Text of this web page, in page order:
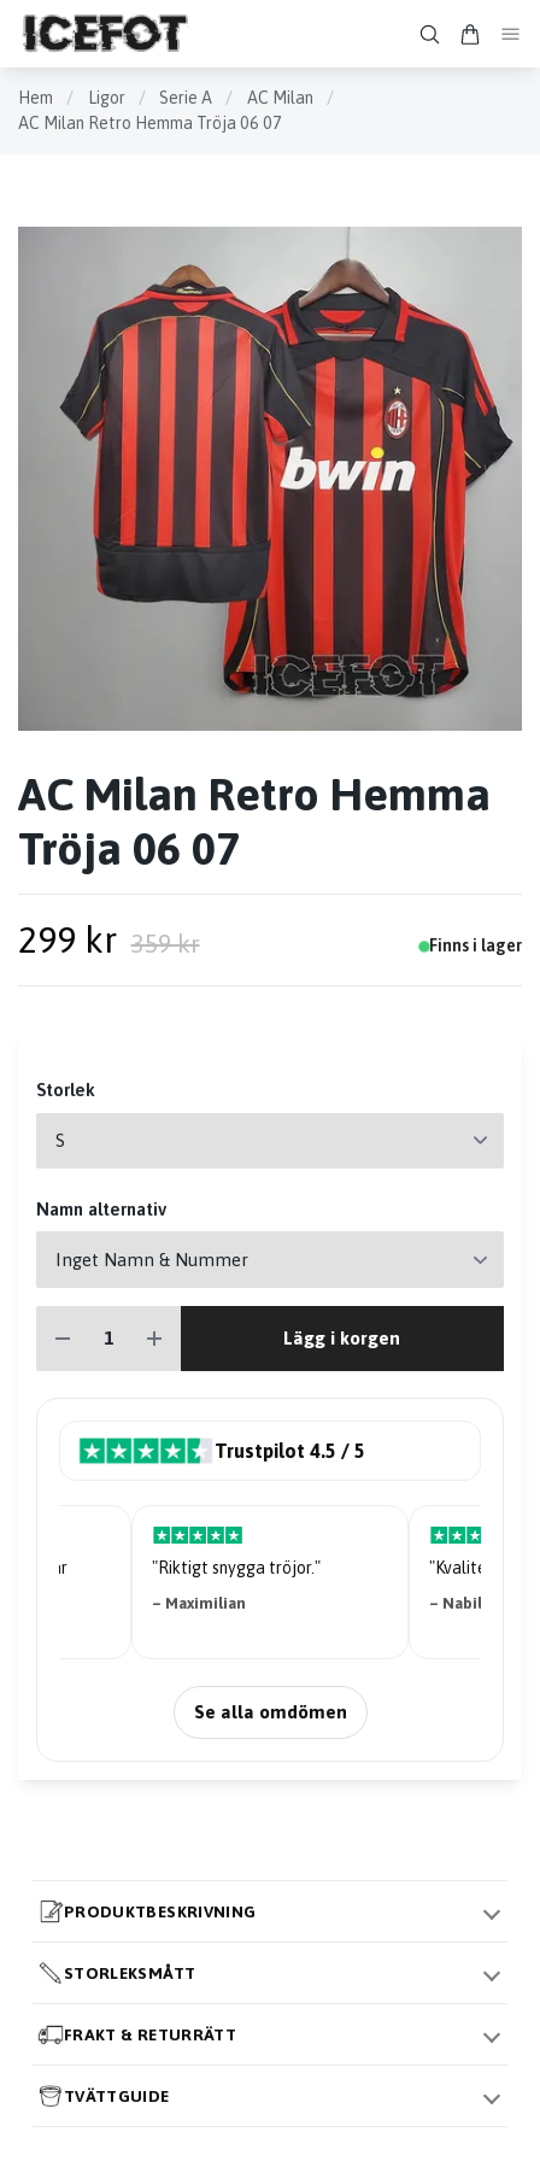
Hem / Ligor / Serie A / AC Milan
/
AC Milan Retro Hemma Tröja 06 07
AC Milan Retro Hemma
Tröja 06 07
299 kr 359 kr Finns i lager
Storlek
Namn alternativ
Lägg i korgen
Trustpilot 4.5 / 5
är "Riktigt snygga tröjor."
– Maximilian
"Kvaliteten på
– Nabil Abdi
Se alla omdömen
PRODUKTBESKRIVNING
STORLEKSMÅTT
FRAKT & RETURRÄTT
TVÄTTGUIDE